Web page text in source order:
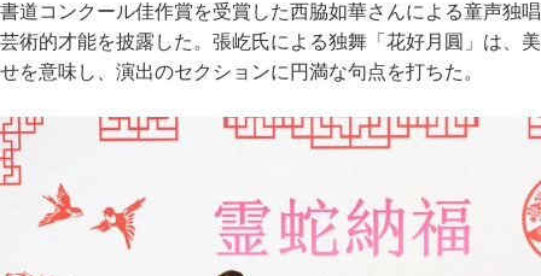
書道コンクール佳作賞を受賞した西脇如華さんによる童声独
芸術的才能を披露した。張屹氏による独舞「花好月圓」は、
せを意味し、演出のセクションに円満な句点を打ちた。